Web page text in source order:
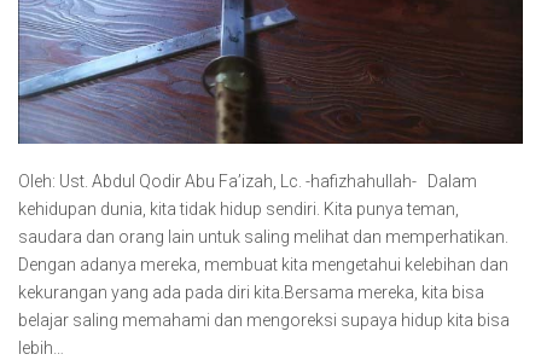
Oleh: Ust. Abdul Qodir Abu Fa’izah, Lc. -hafizhahullah- Dalam
kehidupan dunia, kita tidak hidup sendiri. Kita punya teman,
saudara dan orang lain untuk saling melihat dan memperhatikan.
Dengan adanya mereka, membuat kita mengetahui kelebihan dan
kekurangan yang ada pada diri kita.Bersama mereka, kita bisa
belajar saling memahami dan mengoreksi supaya hidup kita bisa
lebih…